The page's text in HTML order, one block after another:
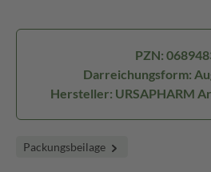
PZN:
Darreichungsform:
Hersteller: URSAPHARM
Packungsbeilage